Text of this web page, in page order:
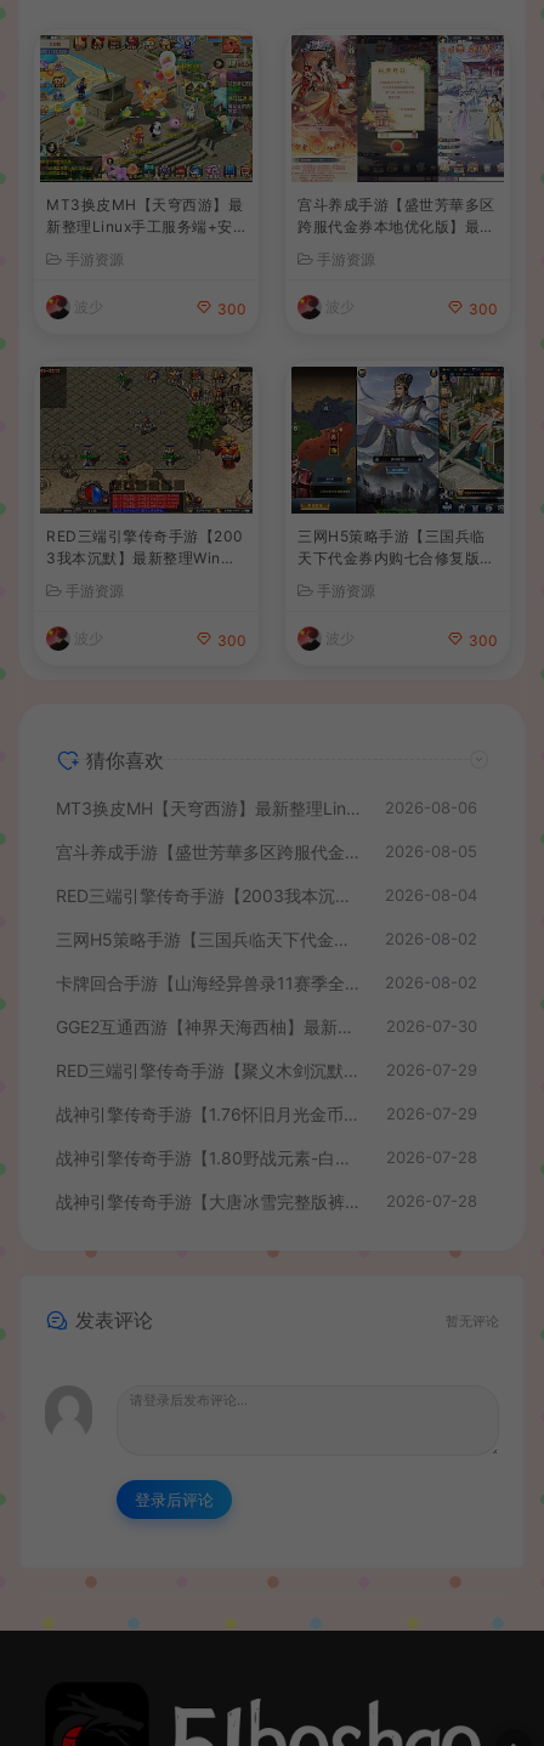
MT3换皮MH【天穹西游】最
新整理Linux手工服务端+安
卓苹果双端+GM后台+详细搭
建教程+全套源码+视频教程
手游资源
波少 300
宫斗养成手游【盛世芳華多区
跨服代金券本地优化版】最新
整理单机一键即玩端+Linux
手工服务端+CDK授权后台
+安卓+详细搭建教程
手游资源
波少 300
RED三端引擎传奇手游【200
3我本沉默】最新整理Win系
服务端+安卓苹果PC三端+详
细搭建教程
手游资源
波少 300
三网H5策略手游【三国兵临
天下代金券内购七合修复版】
最新整理单机一键即玩镜像端
+Linux手工服务端+管理后台
+GM授权后台+简易安卓客户
端+详细搭建教程+视频教程
手游资源
波少 300
猜你喜欢
MT3换皮MH【天穹西游】最新整理Linux手工服务端+安卓苹果双端+GM后台+详细搭建教程+全套源码+视频教程 2026-08-06
宫斗养成手游【盛世芳華多区跨服代金券本地优化版】最新整理单机一键即玩端+Linux手工服务端+CDK授权后台+安卓+详细搭建教程 2026-08-05
RED三端引擎传奇手游【2003我本沉默】最新整理Win系服务端+安卓苹果PC三端+详细搭建教程 2026-08-04
三网H5策略手游【三国兵临天下代金券内购七合修复版】最新整理单机一键即玩镜像端+Linux手工服务端+管理后台+GM授权后台+简易安卓客户端+详细搭建教程+视频教程 2026-08-02
卡牌回合手游【山海经异兽录11赛季全人物代金券内购版】最新整理WIN系服务端+授权GM后台+管理后台+热更修改工具+安卓+详细搭建教程 2026-08-02
GGE2互通西游【神界天海西柚】最新整理Win系服务端+安卓苹果PC三端+内置GM工具+全套源码+详细搭建教程+视频教程 2026-07-30
RED三端引擎传奇手游【聚义木剑沉默高仿嘟嘟沉默】最新整理Win系服务端+安卓苹果PC三端+详细搭建教程 2026-07-29
战神引擎传奇手游【1.76怀旧月光金币版】最新整理Win系复古服务端+安卓苹果双端+GM授权物品后台+详细搭建教程 2026-07-29
战神引擎传奇手游【1.80野战元素-白猪7.2免授权】最新整理Win系特色服务端+安卓+GM授权物品后台+详细搭建教程 2026-07-28
战神引擎传奇手游【大唐冰雪完整版裤衩7.0免授权】最新整理Win系特色服务端+GM授权后台+安卓苹果双端+详细搭建教程 2026-07-28
发表评论 暂无评论
登录后评论